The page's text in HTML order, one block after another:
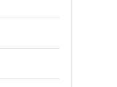
DE CHILE
DE